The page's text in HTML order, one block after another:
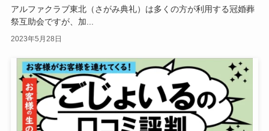
アルファクラブ東北（さがみ典礼）は多くの方が利用する冠婚葬
祭互助会ですが、加...
2023年5月28日